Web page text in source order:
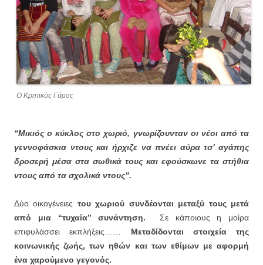
Ο Κρητικός Γάμος
“Μικιός ο κύκλος στο χωριό, γνωρίζουνταν οι νέοι από τα
γεννοφάσκια ντους και ήρχιζε να πνέει αύρα τσ’ αγάπης
δροσερή μέσα στα σωθικά τους και εφούσκωνε τα στήθια
ντους από τα σχολικά ντους”.
Δύο οικογένειες του χωριού συνδέονται μεταξύ τους μετά
από μια “τυχαία” συνάντηση. Σε κάποιους η μοίρα
επιφυλάσσει εκπλήξεις…… Μεταδίδονται στοιχεία της
κοινωνικής ζωής, των ηθών και των εθίμων με αφορμή
ένα χαρούμενο γεγονός.